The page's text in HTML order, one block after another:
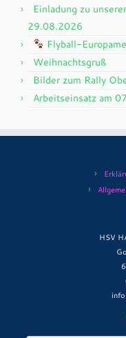
Einladung zu
29.08.2026
Flyball-
Weihnachtsgruß
Bilder zum Rally
Arbeitseinsatz am
HSV